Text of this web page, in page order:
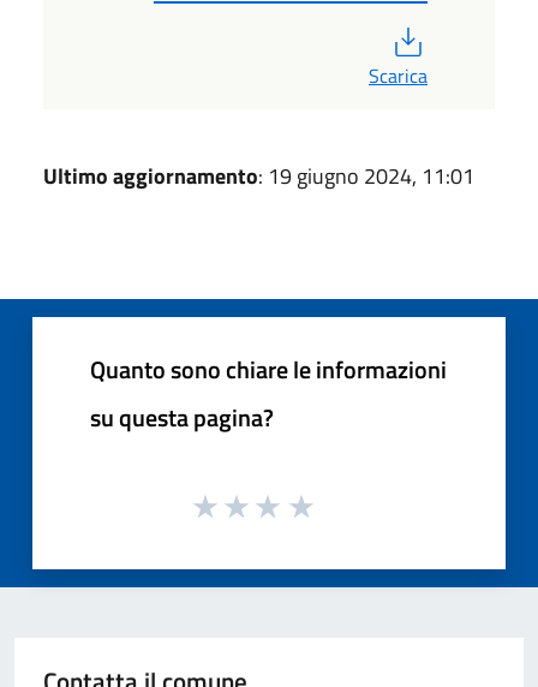
Scarica
Ultimo aggiornamento: 19 giugno 2024, 11:01
Quanto sono chiare le informazioni
su questa pagina?